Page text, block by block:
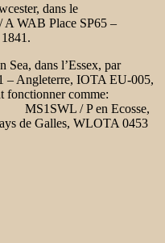
dans le
A WAB Place SP65 –
dans l’Essex, par
– Angleterre, IOTA EU-005,
fonctionner comme:
MS1SWL / P en Ecosse,
de Galles, WLOTA 0453